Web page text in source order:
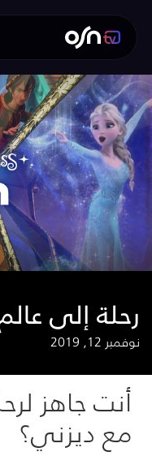
رحلة إلى
نوفمبر 12, 2019
أنت جاهز
مع ديزني؟